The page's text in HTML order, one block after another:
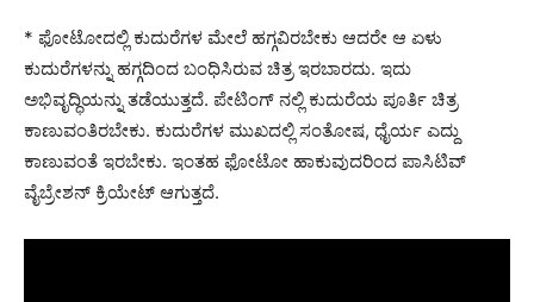
* ಫೋಟೋದಲ್ಲಿ ಕುದುರೆಗಳ ಮೇಲೆ ಹಗ್ಗವಿರಬೇಕು ಆದರೇ ಆ ಏಳು
ಕುದುರೆಗಳನ್ನು ಹಗ್ಗದಿಂದ ಬಂಧಿಸಿರುವ ಚಿತ್ರ ಇರಬಾರದು. ಇದು
ಅಭಿವೃದ್ಧಿಯನ್ನು ತಡೆಯುತ್ತದೆ. ಪೇಟಿಂಗ್ ನಲ್ಲಿ ಕುದುರೆಯ ಪೂರ್ತಿ ಚಿತ್ರ
ಕಾಣುವಂತಿರಬೇಕು. ಕುದುರೆಗಳ ಮುಖದಲ್ಲಿ ಸಂತೋಷ, ಧೈರ್ಯ ಎದ್ದು
ಕಾಣುವಂತೆ ಇರಬೇಕು. ಇಂತಹ ಫೋಟೋ ಹಾಕುವುದರಿಂದ ಪಾಸಿಟಿವ್
ವೈಬ್ರೇಶನ್ ಕ್ರಿಯೇಟ್ ಆಗುತ್ತದೆ.